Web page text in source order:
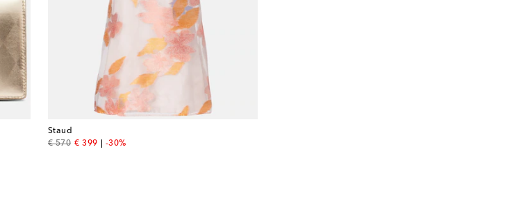
Staud
€ 570
original price
€ 399
discount price
-30%